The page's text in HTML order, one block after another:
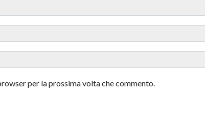
per la prossima volta che commento.